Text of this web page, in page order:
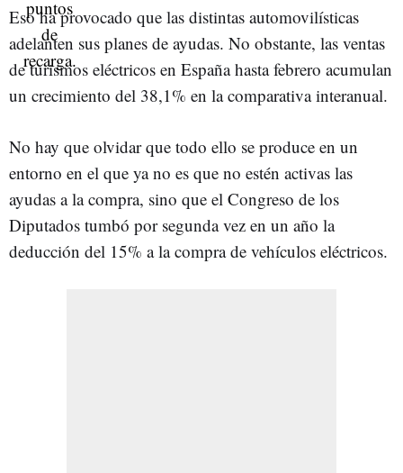
Eso ha provocado que las distintas automovilísticas
adelanten sus planes de ayudas. No obstante, las ventas
de turismos eléctricos en España hasta febrero acumulan
un crecimiento del 38,1% en la comparativa interanual.
No hay que olvidar que todo ello se produce en un
entorno en el que ya no es que no estén activas las
ayudas a la compra, sino que el Congreso de los
Diputados tumbó por segunda vez en un año la
deducción del 15% a la compra de vehículos eléctricos.